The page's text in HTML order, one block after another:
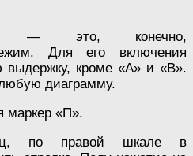
— это, конечно,
Для его включения
кроме «А» и «В».
диаграмму.
маркер «П».
по правой шкале в